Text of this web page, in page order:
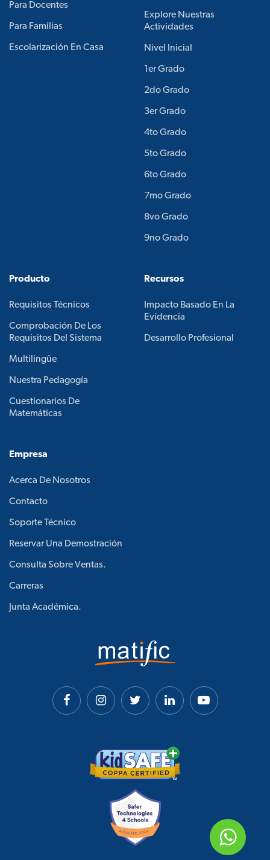
Para Docentes
Para Familias
Escolarización En Casa
Explore Nuestras
Actividades
Nivel Inicial
1er Grado
2do Grado
3er Grado
4to Grado
5to Grado
6to Grado
7mo Grado
8vo Grado
9no Grado
Producto
Requisitos Técnicos
Comprobación De Los
Requisitos Del Sistema
Multilingüe
Nuestra Pedagogía
Cuestionarios De
Matemáticas
Recursos
Impacto Basado En La
Evidencia
Desarrollo Profesional
Empresa
Acerca De Nosotros
Contacto
Soporte Técnico
Reservar Una Demostración
Consulta Sobre Ventas.
Carreras
Junta Académica.